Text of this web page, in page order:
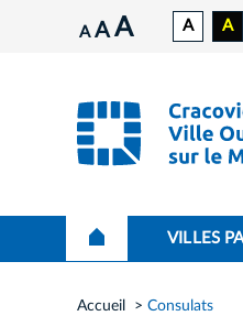
A A A A A
VILLES
Accueil Consulats